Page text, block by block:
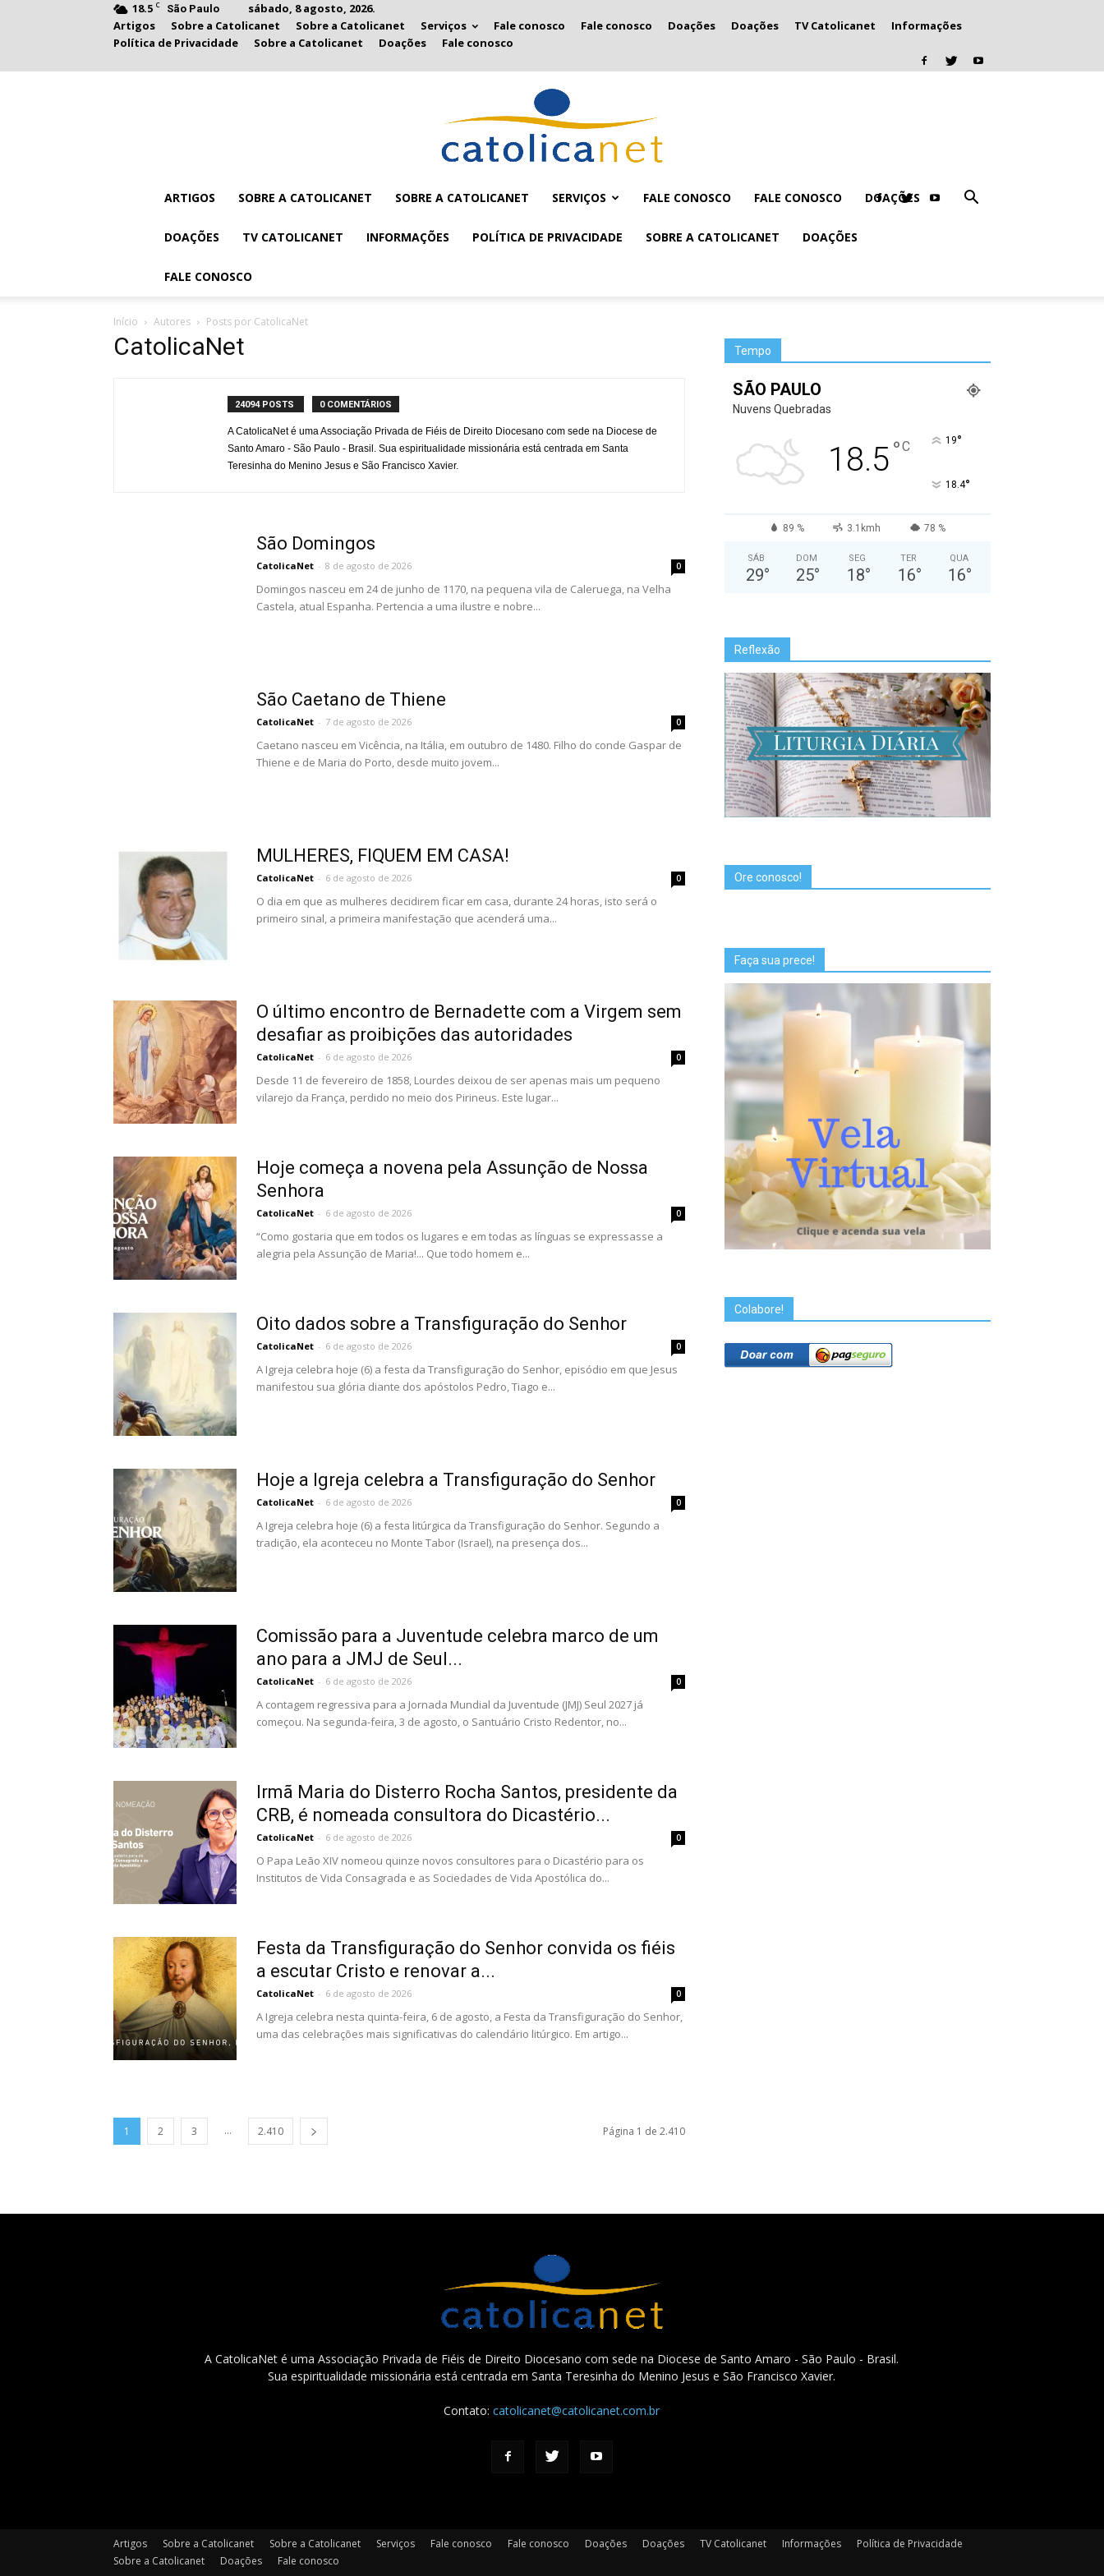
18.5 C São Paulo
sábado, 8 agosto, 2026.
Artigos
Sobre a Catolicanet Sobre a Catolicanet Serviços Fale conosco Fale conosco Doações Doações TV Catolicanet
Informações
Política de Privacidade
Sobre a Catolicanet Doações Fale conosco
ARTIGOS SOBRE A CATOLICANET SOBRE A CATOLICANET SERVIÇOS FALE CONOSCO FALE CONOSCO DOAÇÕES
DOAÇÕES TV CATOLICANET INFORMAÇÕES POLÍTICA DE PRIVACIDADE SOBRE A CATOLICANET DOAÇÕES
FALE CONOSCO
Início Autores Posts por CatolicaNet
CatolicaNet
24094 POSTS 0 COMENTÁRIOS
A CatolicaNet é uma Associação Privada de Fiéis de Direito Diocesano com sede na Diocese de
Santo Amaro - São Paulo - Brasil. Sua espiritualidade missionária está centrada em Santa
Teresinha do Menino Jesus e São Francisco Xavier.
São Domingos
CatolicaNet - 8 de agosto de 2026 0
Domingos nasceu em 24 de junho de 1170, na pequena vila de Caleruega, na Velha
Castela, atual Espanha. Pertencia a uma ilustre e nobre...
São Caetano de Thiene
CatolicaNet - 7 de agosto de 2026 0
Caetano nasceu em Vicência, na Itália, em outubro de 1480. Filho do conde Gaspar de
Thiene e de Maria do Porto, desde muito jovem...
MULHERES, FIQUEM EM CASA!
CatolicaNet - 6 de agosto de 2026 0
O dia em que as mulheres decidirem ficar em casa, durante 24 horas, isto será o
primeiro sinal, a primeira manifestação que acenderá uma...
O último encontro de Bernadette com a Virgem sem
desafiar as proibições das autoridades
CatolicaNet - 6 de agosto de 2026 0
Desde 11 de fevereiro de 1858, Lourdes deixou de ser apenas mais um pequeno
vilarejo da França, perdido no meio dos Pirineus. Este lugar...
Hoje começa a novena pela Assunção de Nossa
Senhora
CatolicaNet - 6 de agosto de 2026 0
“Como gostaria que em todos os lugares e em todas as línguas se expressasse a
alegria pela Assunção de Maria!... Que todo homem e...
Oito dados sobre a Transfiguração do Senhor
CatolicaNet - 6 de agosto de 2026 0
A Igreja celebra hoje (6) a festa da Transfiguração do Senhor, episódio em que Jesus
manifestou sua glória diante dos apóstolos Pedro, Tiago e...
Hoje a Igreja celebra a Transfiguração do Senhor
CatolicaNet - 6 de agosto de 2026 0
A Igreja celebra hoje (6) a festa litúrgica da Transfiguração do Senhor. Segundo a
tradição, ela aconteceu no Monte Tabor (Israel), na presença dos...
Comissão para a Juventude celebra marco de um
ano para a JMJ de Seul...
CatolicaNet - 6 de agosto de 2026 0
A contagem regressiva para a Jornada Mundial da Juventude (JMJ) Seul 2027 já
começou. Na segunda-feira, 3 de agosto, o Santuário Cristo Redentor, no...
Irmã Maria do Disterro Rocha Santos, presidente da
CRB, é nomeada consultora do Dicastério...
CatolicaNet - 6 de agosto de 2026 0
O Papa Leão XIV nomeou quinze novos consultores para o Dicastério para os
Institutos de Vida Consagrada e as Sociedades de Vida Apostólica do...
Festa da Transfiguração do Senhor convida os fiéis
a escutar Cristo e renovar a...
CatolicaNet - 6 de agosto de 2026 0
A Igreja celebra nesta quinta-feira, 6 de agosto, a Festa da Transfiguração do Senhor,
uma das celebrações mais significativas do calendário litúrgico. Em artigo...
1 2 3 ... 2.410 Página 1 de 2.410
Tempo
SÃO PAULO
Nuvens Quebradas
18.5°C 19°
18.4°
89 % 3.1kmh 78 %
SÁB
29°
DOM
25°
SEG
18°
TER
16°
QUA
16°
Reflexão
Ore conosco!
Faça sua prece!
Colabore!
A CatolicaNet é uma Associação Privada de Fiéis de Direito Diocesano com sede na Diocese de Santo Amaro - São Paulo - Brasil.
Sua espiritualidade missionária está centrada em Santa Teresinha do Menino Jesus e São Francisco Xavier.
Contato:catolicanet@catolicanet.com.br
Artigos Sobre a Catolicanet Sobre a Catolicanet Serviços Fale conosco Fale conosco Doações Doações TV Catolicanet Informações
Política de Privacidade
Sobre a Catolicanet
Doações Fale conosco